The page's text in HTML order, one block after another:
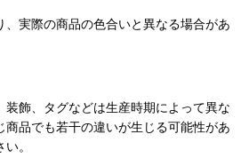
実際の商品の色合いと異なる場合があ
飾、タグなどは生産時期によって異な
商品でも若干の違いが生じる可能性があ
。